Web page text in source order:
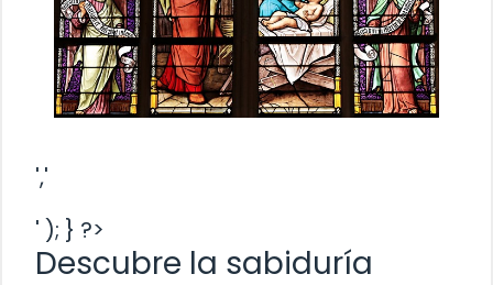
','
' ); } ?>
Descubre la sabiduría